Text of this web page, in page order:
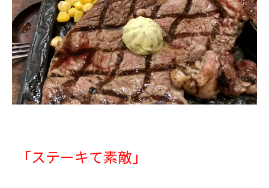
「ステーキて素敵」